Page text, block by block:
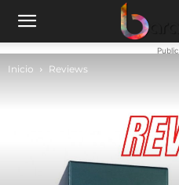
Inicio Reviews